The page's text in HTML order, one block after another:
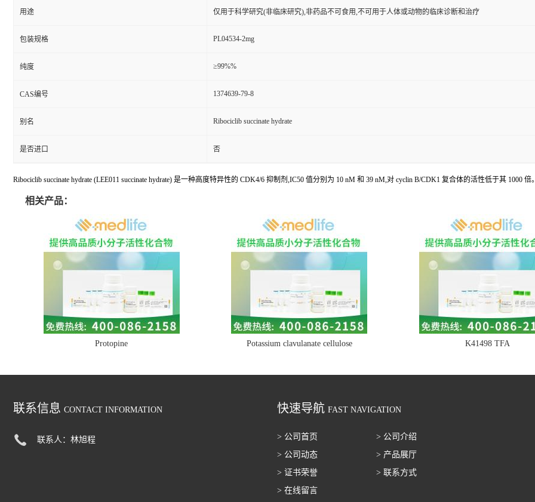
用途 仅用于科学研究(非临床研究),非药品不可食用,不可用于人体或动物的临床诊断和治疗
包装规格 PL04534-2mg
纯度 ≥99%%
CAS编号 1374639-79-8
别名 Ribociclib succinate hydrate
是否进口 否
Ribociclib succinate hydrate (LEE011 succinate hydrate) 是一种高度特异性的 CDK4/6 抑制剂,IC50 值分别为 10 nM 和 39 nM,对 cyclin B/CDK1 复合体的活性低于其 1000 倍
相关产品：
Protopine Potassium clavulanate cellulose K41498 TFA
联系信息 CONTACT INFORMATION
联系人：林旭程
快速导航 FAST NAVIGATION
> 公司首页
> 公司介绍
> 公司动态
> 产品展厅
> 证书荣誉
> 联系方式
> 在线留言